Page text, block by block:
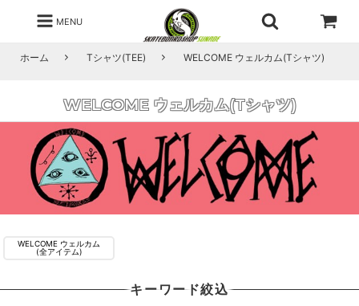
MENU
ホーム Tシャツ(TEE) WELCOME ウェルカム(Tシャツ)
WELCOME ウェルカム(Tシャツ)
WELCOME ウェルカム
(全アイテム)
キーワード絞込